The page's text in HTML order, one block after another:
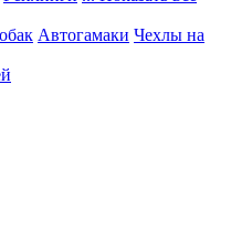
Автогамаки Чехлы на